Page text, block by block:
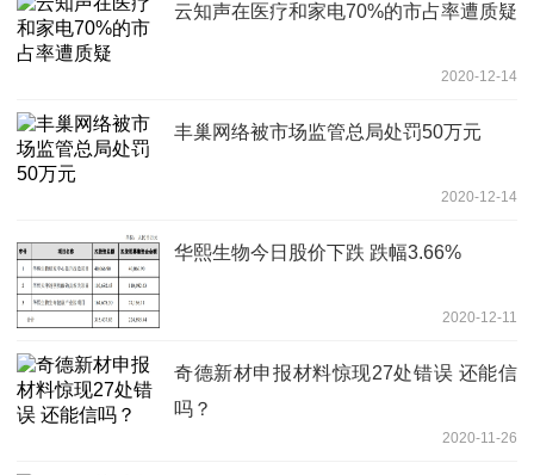
云知声在医疗和家电70%的市占率遭质疑
2020-12-14
丰巢网络被市场监管总局处罚50万元
2020-12-14
华熙生物今日股价下跌 跌幅3.66%
2020-12-11
奇德新材申报材料惊现27处错误 还能信
吗？
2020-11-26